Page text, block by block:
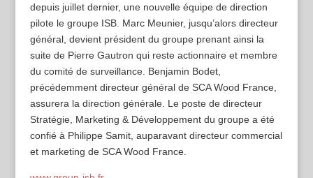
depuis juillet dernier, une nouvelle équipe de direction
pilote le groupe ISB. Marc Meunier, jusqu’alors directeur
général, devient président du groupe prenant ainsi la
suite de Pierre Gautron qui reste actionnaire et membre
du comité de surveillance. Benjamin Bodet,
précédemment directeur général de SCA Wood France,
assurera la direction générale. Le poste de directeur
Stratégie, Marketing & Développement du groupe a été
confié à Philippe Samit, auparavant directeur commercial
et marketing de SCA Wood France.